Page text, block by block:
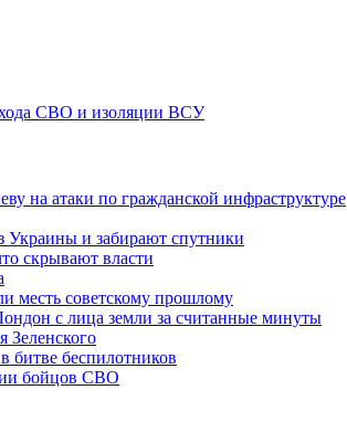
хода СВО и изоляции ВСУ
на атаки по гражданской инфраструктуре
и забирают спутники
скрывают власти
месть советскому прошлому
с лица земли за считанные минуты
Зеленского
битве беспилотников
бойцов СВО